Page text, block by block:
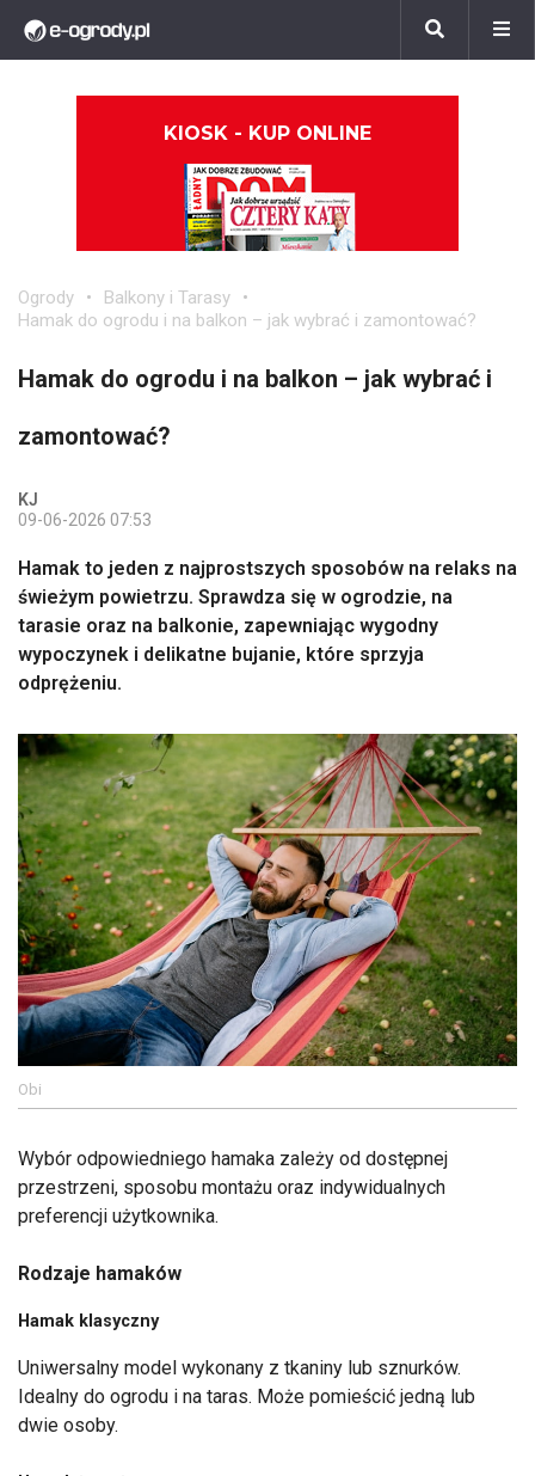
KIOSK - KUP ONLINE
Ogrody
Balkony i Tarasy
Hamak do ogrodu i na balkon – jak wybrać i zamontować?
Hamak do ogrodu i na balkon – jak wybrać i
zamontować?
KJ
09-06-2026 07:53
Hamak to jeden z najprostszych sposobów na relaks na
świeżym powietrzu. Sprawdza się w ogrodzie, na
tarasie oraz na balkonie, zapewniając wygodny
wypoczynek i delikatne bujanie, które sprzyja
odprężeniu.
Obi
Wybór odpowiedniego hamaka zależy od dostępnej
przestrzeni, sposobu montażu oraz indywidualnych
preferencji użytkownika.
Rodzaje hamaków
Hamak klasyczny
Uniwersalny model wykonany z tkaniny lub sznurków.
Idealny do ogrodu i na taras. Może pomieścić jedną lub
dwie osoby.